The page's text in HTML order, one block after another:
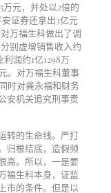
万元，并处以2倍的
证券还拿出3亿元
万福生科做出了调
别虚增销售收入约
利润约1亿1298万
。对万福生科董事
时对龚永福和财务
安机关追究刑事责
转的生命线。严打
归根结底，造假频
高。所以，一是要
福生科本身，证监
市的条件。但是以